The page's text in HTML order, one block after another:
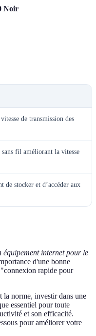
Noir
de transmission des
fil améliorant la vitesse
de stocker et d’accéder aux
équipement internet pour le
d'une bonne
rapide pour
la norme, investir dans une
essentiel pour toute
et son efficacité.
pour améliorer votre